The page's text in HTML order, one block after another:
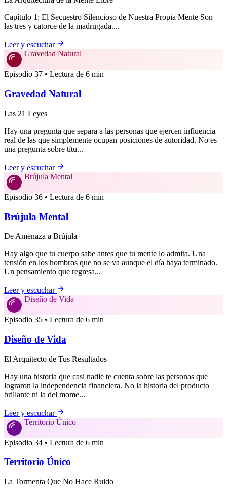
Capítulo 1: El Secuestro Silencioso de Nuestra Propia Mente Son
las tres y catorce de la madrugada....
Leer y escuchar
Gravedad Natural
Episodio 37 • Lectura de 6 min
Gravedad Natural
Las 21 Leyes
Hay una pregunta que separa a las personas que ejercen influencia
real de las que simplemente ocupan posiciones de autoridad. No es
una pregunta sobre títu...
Leer y escuchar
Brújula Mental
Episodio 36 • Lectura de 6 min
Brújula Mental
De Amenaza a Brújula
Hay algo que tu cuerpo sabe antes que tu mente lo admita. Una
tensión en los hombros que no se va aunque el día haya terminado.
Un pensamiento que regresa...
Leer y escuchar
Diseño de Vida
Episodio 35 • Lectura de 6 min
Diseño de Vida
El Arquitecto de Tus Resultados
Hay una historia que casi nadie te cuenta sobre las personas que
lograron la independencia financiera. No la historia del producto
brillante ni la del mome...
Leer y escuchar
Territorio Único
Episodio 34 • Lectura de 6 min
Territorio Único
La Tormenta Que No Hace Ruido